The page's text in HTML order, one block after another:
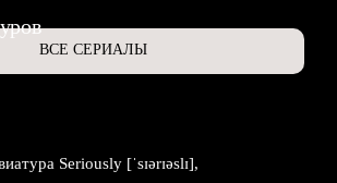
ВСЕ СЕРИАЛЫ
Seriously [ˈsɪərɪəslɪ],